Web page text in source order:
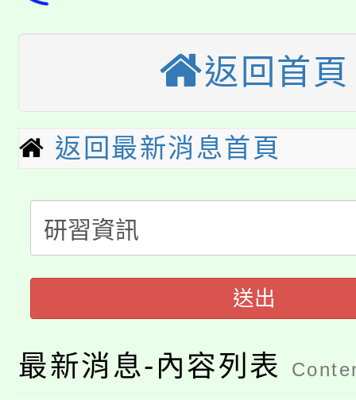
生本土語及新住民語歌
公告本校115學年度第
代理(課)教師甄選結果(
轉知中國文化大學推廣
程，歡迎學生輔導中心
心理、諮商輔導、社會
系所師生報名參加。
淨零綠生活教案入校路
會
115年食農教育專業人
程
學期銜接期間理賠案件
學籍身 分審查程序及
版
淨零綠領人才培育課程
代理(課)教師甄選結果(
「2026金融保險知識
返回首頁
返回最新消息首頁
送出
最新消息-內容列表